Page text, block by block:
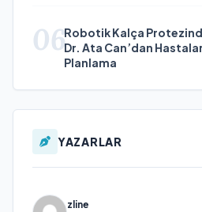
06Robotik Kalça
Dr. Ata Can’dan
Planlama
YAZARLAR
zline